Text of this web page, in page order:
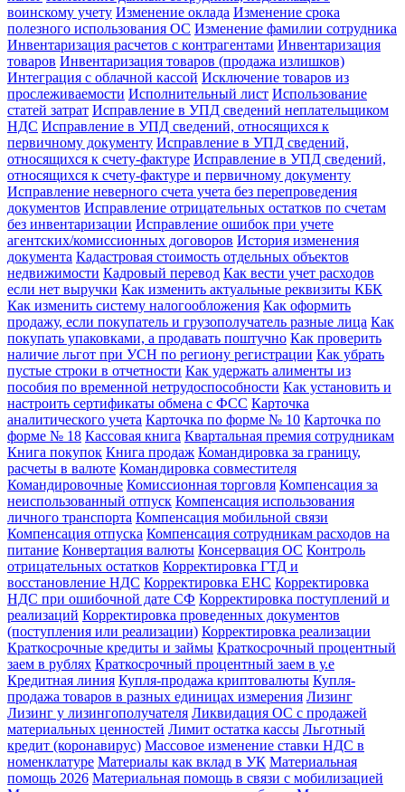
воинскому учету Изменение оклада Изменение срока
полезного использования ОС Изменение фамилии сотрудника
Инвентаризация расчетов с контрагентами Инвентаризация
товаров Инвентаризация товаров (продажа излишков)
Интеграция с облачной кассой Исключение товаров из
прослеживаемости Исполнительный лист Использование
статей затрат Исправление в УПД сведений неплательщиком
НДС Исправление в УПД сведений, относящихся к
первичному документу Исправление в УПД сведений,
относящихся к счету-фактуре Исправление в УПД сведений,
относящихся к счету-фактуре и первичному документу
Исправление неверного счета учета без перепроведения
документов Исправление отрицательных остатков по счетам
без инвентаризации Исправление ошибок при учете
агентских/комиссионных договоров История изменения
документа Кадастровая стоимость отдельных объектов
недвижимости Кадровый перевод Как вести учет расходов
если нет выручки Как изменить актуальные реквизиты КБК
Как изменить систему налогообложения Как оформить
продажу, если покупатель и грузополучатель разные лица Как
покупать упаковками, а продавать поштучно Как проверить
наличие льгот при УСН по региону регистрации Как убрать
пустые строки в отчетности Как удержать алименты из
пособия по временной нетрудоспособности Как установить и
настроить сертификаты обмена с ФСС Карточка
аналитического учета Карточка по форме № 10 Карточка по
форме № 18 Кассовая книга Квартальная премия сотрудникам
Книга покупок Книга продаж Командировка за границу,
расчеты в валюте Командировка совместителя
Командировочные Комиссионная торговля Компенсация за
неиспользованный отпуск Компенсация использования
личного транспорта Компенсация мобильной связи
Компенсация отпуска Компенсация сотрудникам расходов на
питание Конвертация валюты Консервация ОС Контроль
отрицательных остатков Корректировка ГТД и
восстановление НДС Корректировка ЕНС Корректировка
НДС при ошибочной дате СФ Корректировка поступлений и
реализаций Корректировка проведенных документов
(поступления или реализации) Корректировка реализации
Краткосрочные кредиты и займы Краткосрочный процентный
заем в рублях Краткосрочный процентный заем в у.е
Кредитная линия Купля-продажа криптовалюты Купля-
продажа товаров в разных единицах измерения Лизинг
Лизинг у лизингополучателя Ликвидация ОС с продажей
материальных ценностей Лимит остатка кассы Льготный
кредит (коронавирус) Массовое изменение ставки НДС в
номенклатуре Материалы как вклад в УК Материальная
помощь 2026 Материальная помощь в связи с мобилизацией